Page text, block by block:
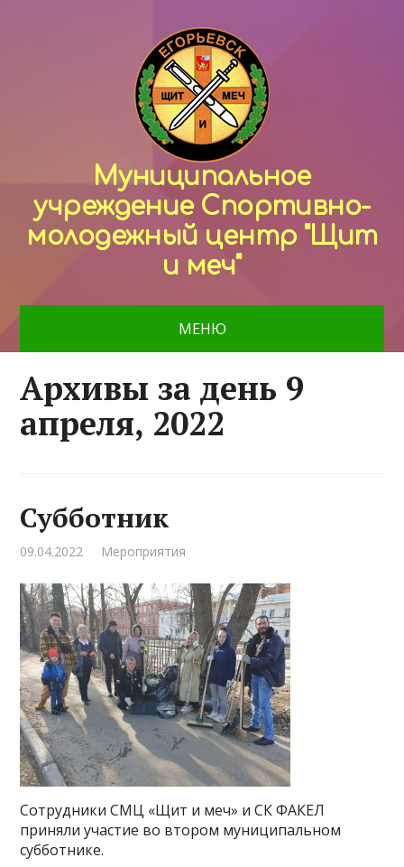
Муниципальное
учреждение Спортивно-
молодежный центр "Щит
и меч"
МЕНЮ
Архивы за день 9
апреля, 2022
Субботник
09.04.2022 Мероприятия
Сотрудники СМЦ «Щит и меч» и СК ФАКЕЛ
приняли участие во втором муниципальном
субботнике.